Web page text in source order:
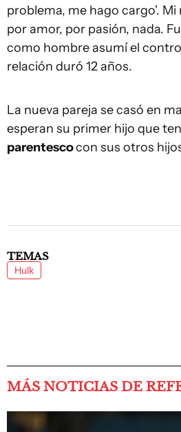
problema, me hago cargo'.
por amor, por pasión, nada.
como hombre asumí el
relación duró 12 años.
La nueva pareja se casó en
esperan su primer hijo que
parentescocon sus otros
TEMAS
Hulk
MÁS NOTICIAS DE